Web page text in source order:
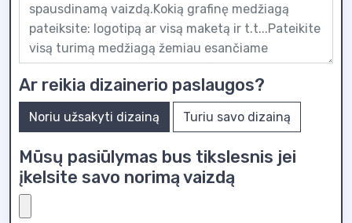
Ar reikia dizainerio paslaugos?
Noriu užsakyti dizainą Turiu savo dizainą
Mūsų pasiūlymas bus tikslesnis jei
įkelsite savo norimą vaizdą